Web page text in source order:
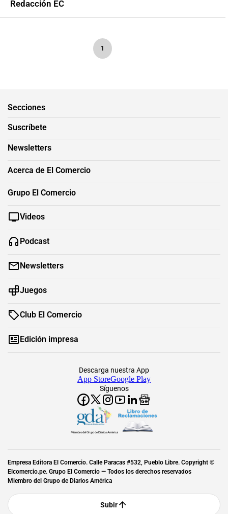
Redacción EC
1
Secciones
Suscríbete
Newsletters
Acerca de El Comercio
Grupo El Comercio
Videos
Podcast
Newsletters
Juegos
Club El Comercio
Edición impresa
Síguenos
Descarga nuestra App
App StoreGoogle Play
Miembro del Grupo de Diarios América
Empresa Editora El Comercio. Calle Paracas #532, Pueblo Libre. Copyright ©
Elcomercio.pe. Grupo El Comercio — Todos los derechos reservados
Miembro del Grupo de Diarios América
Subir